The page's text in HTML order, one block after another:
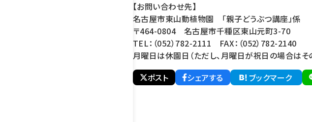
【お問い合わせ先】
名古屋市東山動植物園 「親子どうぶつ講座」係
〒464-0804 名古屋市千種区東山元町3-70
TEL：（052）782-2111 FAX：（052）782-2140
月曜日は休園日（ただし、月曜日が祝日の場合はそ
ポスト
シェアする ブックマーク